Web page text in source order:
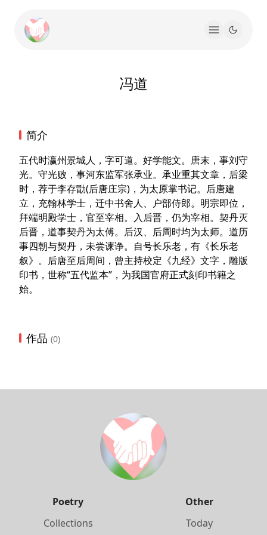
冯道
简介
五代时瀛州景城人，字可道。好学能文。唐末，事刘守
光。守光败，事河东监军张承业。承业重其文章，后梁
时，荐于李存勖(后唐庄宗)，为太原掌书记。后唐建
立，充翰林学士，迁中书舍人、户部侍郎。明宗即位，
拜端明殿学士，官至宰相。入后晋，仍为宰相。契丹灭
后晋，道事契丹为太傅。后汉、后周时均为太师。道历
事四朝与契丹，未尝谏诤。自号长乐老，有《长乐老
叙》。后唐至后周间，曾主持校定《九经》文字，雕版
印书，世称“五代监本”，为我国官府正式刻印书籍之
始。
作品 (0)
Poetry
Collections
Other
Today